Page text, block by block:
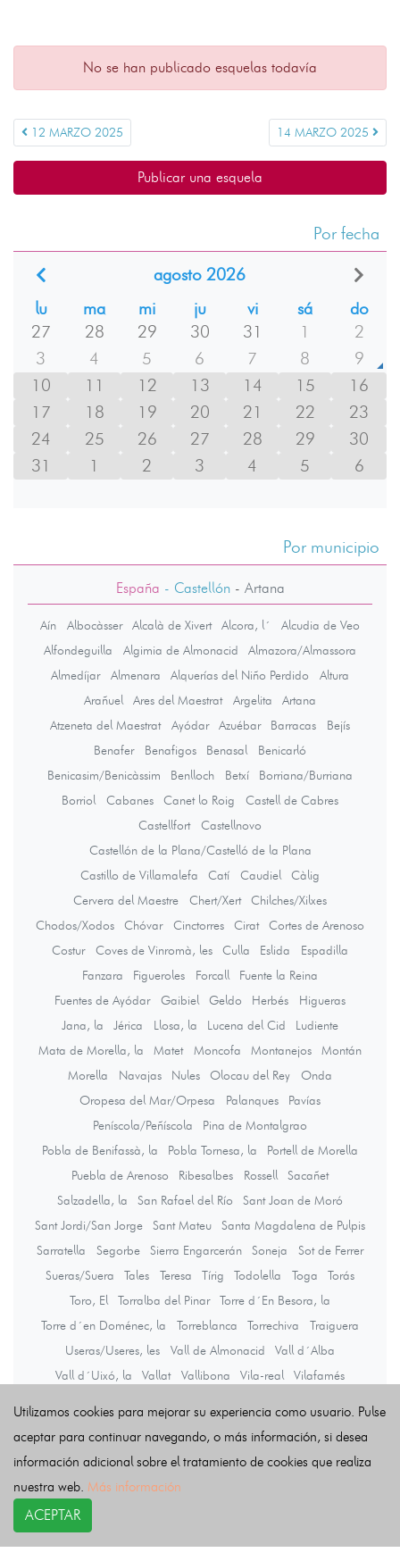
No se han publicado esquelas todavía
12 MARZO 2025 14 MARZO 2025
Publicar una esquela
Por fecha
agosto 2026
lu
ma mi ju vi sá
do
27
28 29 30 31 1
2
3
4 5 6 7 8
9
10
11 12 13 14 15
16
17
18 19 20 21 22
23
24
25 26 27 28 29
30
31
1 2 3 4 5 6
Por municipio
España - Castellón- Artana
Aín Albocàsser Alcalà de Xivert Alcora, l´
Alcudia de Veo
Alfondeguilla
Algimia de Almonacid
Almazora/Almassora
Almedíjar
Almenara Alquerías del Niño Perdido
Altura
Arañuel
Ares del Maestrat Argelita
Artana
Atzeneta del Maestrat
Ayódar Azuébar Barracas
Bejís
Benafer
Benafigos Benasal
Benicarló
Benicasim/Benicàssim
Benlloch Betxí
Borriana/Burriana
Borriol
Cabanes Canet lo Roig
Castell de Cabres
Castellfort
Castellnovo
Castellón de la Plana/Castelló de la Plana
Castillo de Villamalefa
Catí Caudiel
Càlig
Cervera del Maestre
Chert/Xert
Chilches/Xilxes
Chodos/Xodos
Chóvar Cinctorres Cirat
Cortes de Arenoso
Costur
Coves de Vinromà, les Culla Eslida
Espadilla
Fanzara
Figueroles Forcall
Fuente la Reina
Fuentes de Ayódar
Gaibiel Geldo Herbés
Higueras
Jana, la
Jérica Llosa, la Lucena del Cid
Ludiente
Mata de Morella, la
Matet Moncofa Montanejos
Montán
Morella
Navajas Nules Olocau del Rey
Onda
Oropesa del Mar/Orpesa
Palanques
Pavías
Peníscola/Peñíscola
Pina de Montalgrao
Pobla de Benifassà, la
Pobla Tornesa, la
Portell de Morella
Puebla de Arenoso
Ribesalbes Rossell
Sacañet
Salzadella, la
San Rafael del Río
Sant Joan de Moró
Sant Jordi/San Jorge
Sant Mateu
Santa Magdalena de Pulpis
Sarratella
Segorbe Sierra Engarcerán Soneja
Sot de Ferrer
Sueras/Suera
Tales Teresa Tírig Todolella Toga
Torás
Toro, El
Torralba del Pinar
Torre d´En Besora, la
Torre d´en Doménec, la
Torreblanca Torrechiva
Traiguera
Useras/Useres, les
Vall de Almonacid
Vall d´Alba
Vall d´Uixó, la
Vallat Vallibona Vila-real
Vilafamés
Utilizamos cookies para mejorar su experiencia como usuario. Pulse
aceptar para continuar navegando, o más información, si desea
información adicional sobre el tratamiento de cookies que realiza
nuestra web. Más información
ACEPTAR